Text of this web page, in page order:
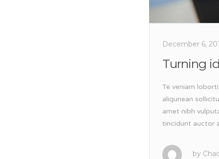
December 6,
Turning
Te veniam
aliqunean
amet nibh
tincidunt auctor
by